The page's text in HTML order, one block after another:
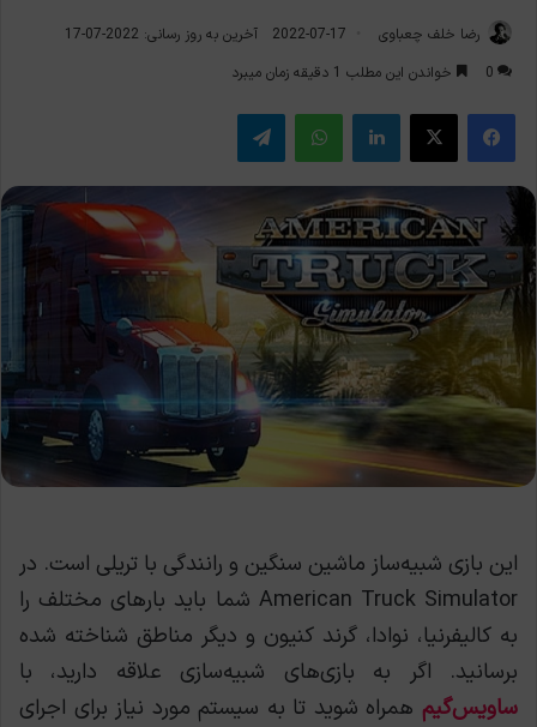
رضا خلف چعباوی 2022-07-17
آخرین به روز رسانی: 2022-07-17
0
خواندن این مطلب 1 دقیقه زمان میبرد
فیس بوک X لینکدین واتس آپ تلگرام
این بازی شبیه‌ساز ماشین سنگین و رانندگی با تریلی است. در
American Truck Simulator شما باید بارهای مختلف را
به کالیفرنیا، نوادا، گرند کنیون و دیگر مناطق شناخته شده
برسانید. اگر به بازی‌های شبیه‌سازی علاقه دارید، با
ساویس‌گیم همراه شوید تا به سیستم مورد نیاز برای اجرای